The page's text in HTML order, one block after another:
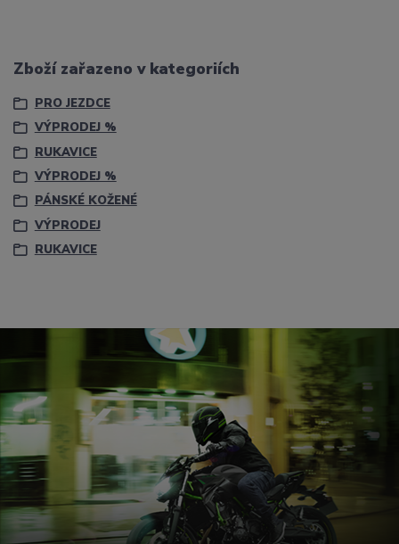
Zboží zařazeno v kategoriích
PRO JEZDCE
VÝPRODEJ %
RUKAVICE
VÝPRODEJ %
PÁNSKÉ KOŽENÉ
VÝPRODEJ
RUKAVICE